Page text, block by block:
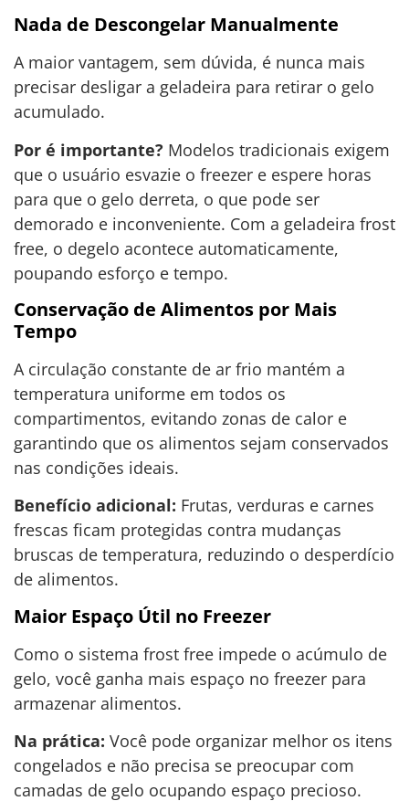
Nada de Descongelar Manualmente
A maior vantagem, sem dúvida, é nunca mais
precisar desligar a geladeira para retirar o gelo
acumulado.
Por é importante? Modelos tradicionais exigem
que o usuário esvazie o freezer e espere horas
para que o gelo derreta, o que pode ser
demorado e inconveniente. Com a geladeira frost
free, o degelo acontece automaticamente,
poupando esforço e tempo.
Conservação de Alimentos por Mais
Tempo
A circulação constante de ar frio mantém a
temperatura uniforme em todos os
compartimentos, evitando zonas de calor e
garantindo que os alimentos sejam conservados
nas condições ideais.
Benefício adicional: Frutas, verduras e carnes
frescas ficam protegidas contra mudanças
bruscas de temperatura, reduzindo o desperdício
de alimentos.
Maior Espaço Útil no Freezer
Como o sistema frost free impede o acúmulo de
gelo, você ganha mais espaço no freezer para
armazenar alimentos.
Na prática: Você pode organizar melhor os itens
congelados e não precisa se preocupar com
camadas de gelo ocupando espaço precioso.